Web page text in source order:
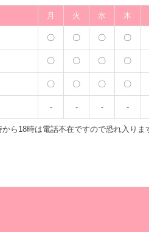
月 火 水 木
〇 〇 〇 〇
〇 〇 〇 〇
〇 〇 〇 〇
- - - -
ら18時は電話不在ですので恐れ入り